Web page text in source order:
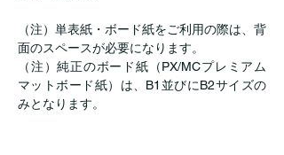
（注）単表紙・ボード紙をご利用の際は、背
面のスペースが必要になります。
（注）純正のボード紙（PX/MCプレミアム
マットボード紙）は、B1並びにB2サイズの
みとなります。